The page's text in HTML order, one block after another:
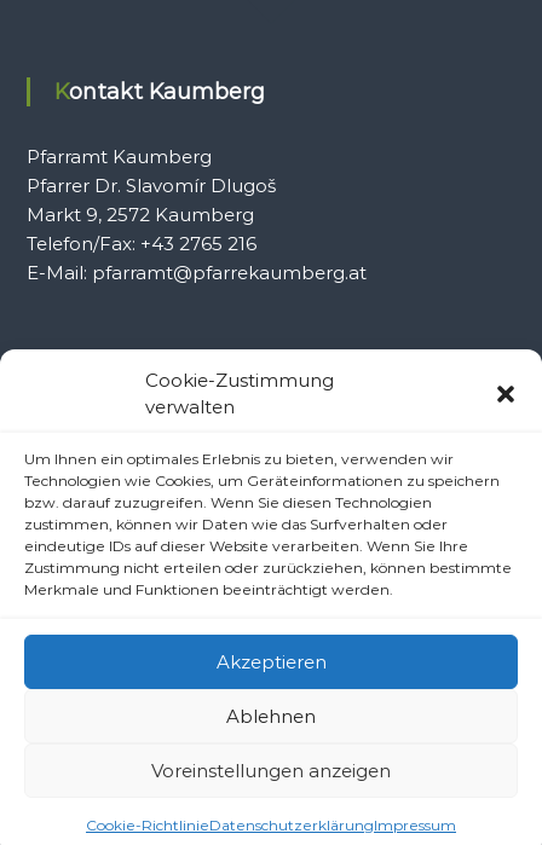
Cookie-Zustimmung
verwalten
Um Ihnen ein optimales Erlebnis zu bieten, verwenden wir
Technologien wie Cookies, um Geräteinformationen zu speichern
bzw. darauf zuzugreifen. Wenn Sie diesen Technologien
zustimmen, können wir Daten wie das Surfverhalten oder
eindeutige IDs auf dieser Website verarbeiten. Wenn Sie Ihre
Zustimmung nicht erteilen oder zurückziehen, können bestimmte
Merkmale und Funktionen beeinträchtigt werden.
Akzeptieren
Ablehnen
Voreinstellungen anzeigen
Cookie-RichtlinieDatenschutzerklärungImpressum
Kontakt Kaumberg
Pfarramt Kaumberg
Pfarrer Dr. Slavomír Dlugoš
Markt 9, 2572 Kaumberg
Telefon/Fax: +43 2765 216
E-Mail: pfarramt@pfarrekaumberg.at
Kontakt Ramsau
Pfarrer Dr. Slavomír Dlugoš
Oberdörfl 8, 3172 Ramsau
Telefon: +43 2764 8240
E-Mail: pfarre.ramsau@gmx.at
Pfarren unter derAraburg
Datenschutzerklärung/Haftungsausschluss (Disclaimer)